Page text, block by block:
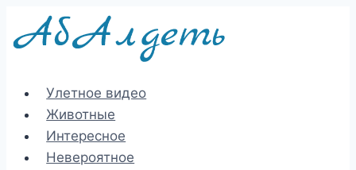
Перейти
Улетное видео
Животные
Интересное
Невероятное